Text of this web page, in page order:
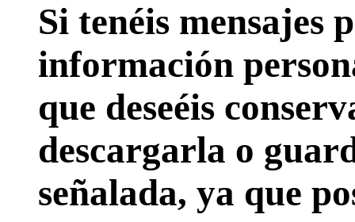
Si tenéis mensajes
información
que deseéis
descargarla o
señalada, ya que